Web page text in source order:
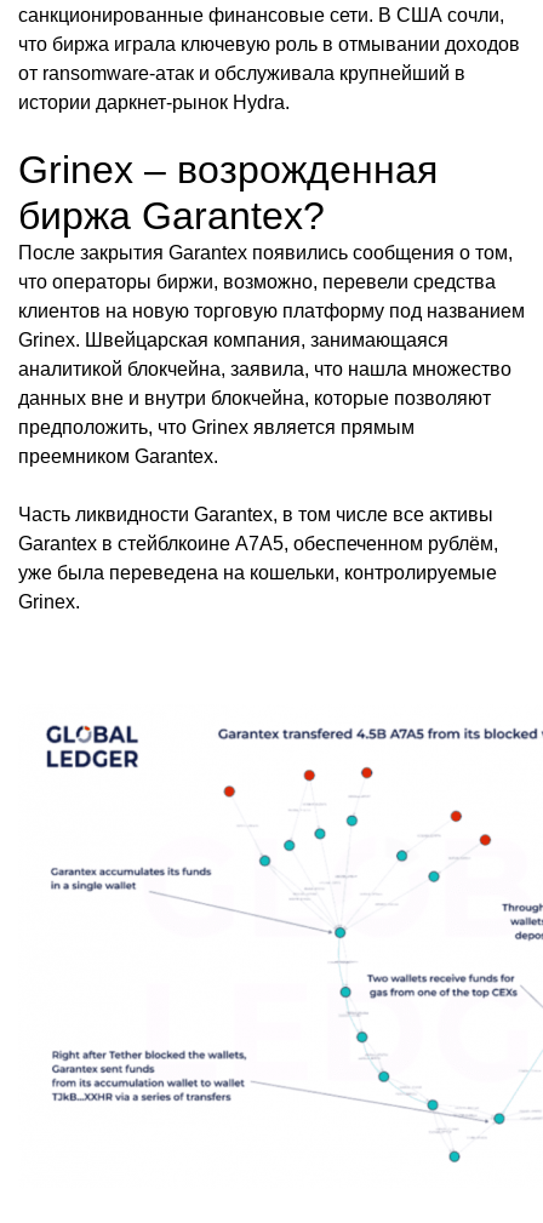
санкционированные финансовые сети. В США сочли,
что биржа играла ключевую роль в отмывании доходов
от ransomware-атак и обслуживала крупнейший в
истории даркнет-рынок Hydra.
Grinex – возрожденная
биржа Garantex?
После закрытия Garantex появились сообщения о том,
что операторы биржи, возможно, перевели средства
клиентов на новую торговую платформу под названием
Grinex. Швейцарская компания, занимающаяся
аналитикой блокчейна, заявила, что нашла множество
данных вне и внутри блокчейна, которые позволяют
предположить, что Grinex является прямым
преемником Garantex.
Часть ликвидности Garantex, в том числе все активы
Garantex в стейблкоине A7A5, обеспеченном рублём,
уже была переведена на кошельки, контролируемые
Grinex.